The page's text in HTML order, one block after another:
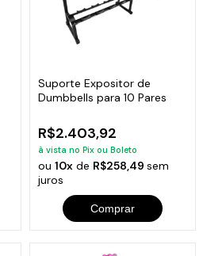
Suporte Expositor de
Dumbbells para 10 Pares
R$2.403,92
à vista no Pix ou Boleto
ou 10xde R$258,49 sem
juros
Comprar